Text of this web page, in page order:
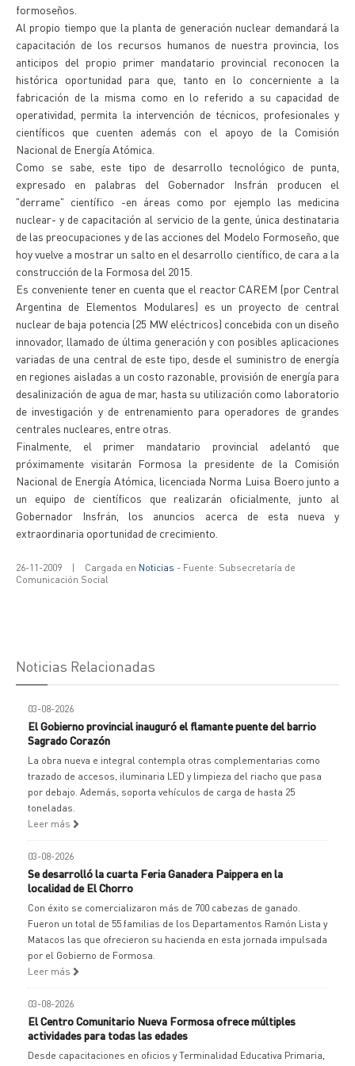
formoseños.
Al propio tiempo que la planta de generación nuclear demandará la
capacitación de los recursos humanos de nuestra provincia, los
anticipos del propio primer mandatario provincial reconocen la
histórica oportunidad para que, tanto en lo concerniente a la
fabricación de la misma como en lo referido a su capacidad de
operatividad, permita la intervención de técnicos, profesionales y
científicos que cuenten además con el apoyo de la Comisión
Nacional de Energía Atómica.
Como se sabe, este tipo de desarrollo tecnológico de punta,
expresado en palabras del Gobernador Insfrán producen el
"derrame" científico -en áreas como por ejemplo las medicina
nuclear- y de capacitación al servicio de la gente, única destinataria
de las preocupaciones y de las acciones del Modelo Formoseño, que
hoy vuelve a mostrar un salto en el desarrollo científico, de cara a la
construcción de la Formosa del 2015.
Es conveniente tener en cuenta que el reactor CAREM (por Central
Argentina de Elementos Modulares) es un proyecto de central
nuclear de baja potencia (25 MW eléctricos) concebida con un diseño
innovador, llamado de última generación y con posibles aplicaciones
variadas de una central de este tipo, desde el suministro de energía
en regiones aisladas a un costo razonable, provisión de energía para
desalinización de agua de mar, hasta su utilización como laboratorio
de investigación y de entrenamiento para operadores de grandes
centrales nucleares, entre otras.
Finalmente, el primer mandatario provincial adelantó que
próximamente visitarán Formosa la presidente de la Comisión
Nacional de Energía Atómica, licenciada Norma Luisa Boero junto a
un equipo de científicos que realizarán oficialmente, junto al
Gobernador Insfrán, los anuncios acerca de esta nueva y
extraordinaria oportunidad de crecimiento.
26-11-2009 | Cargada en Noticias - Fuente: Subsecretaría de
Comunicación Social
Noticias Relacionadas
03-08-2026
El Gobierno provincial inauguró el flamante puente del barrio
Sagrado Corazón
La obra nueva e integral contempla otras complementarias como
trazado de accesos, iluminaria LED y limpieza del riacho que pasa
por debajo. Además, soporta vehículos de carga de hasta 25
toneladas.
Leer más
03-08-2026
Se desarrolló la cuarta Feria Ganadera Paippera en la
localidad de El Chorro
Con éxito se comercializaron más de 700 cabezas de ganado.
Fueron un total de 55 familias de los Departamentos Ramón Lista y
Matacos las que ofrecieron su hacienda en esta jornada impulsada
por el Gobierno de Formosa.
Leer más
03-08-2026
El Centro Comunitario Nueva Formosa ofrece múltiples
actividades para todas las edades
Desde capacitaciones en oficios y Terminalidad Educativa Primaria,